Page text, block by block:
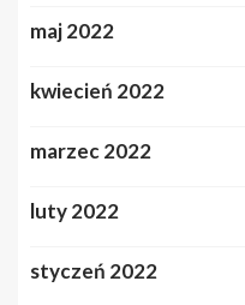
maj 2022
kwiecień 2022
marzec 2022
luty 2022
styczeń 2022